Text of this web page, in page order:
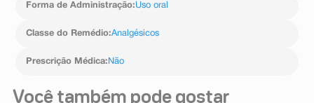
Forma de Administração:Uso oral
Classe do Remédio:Analgésicos
Prescrição Médica: Não
Você também pode gostar